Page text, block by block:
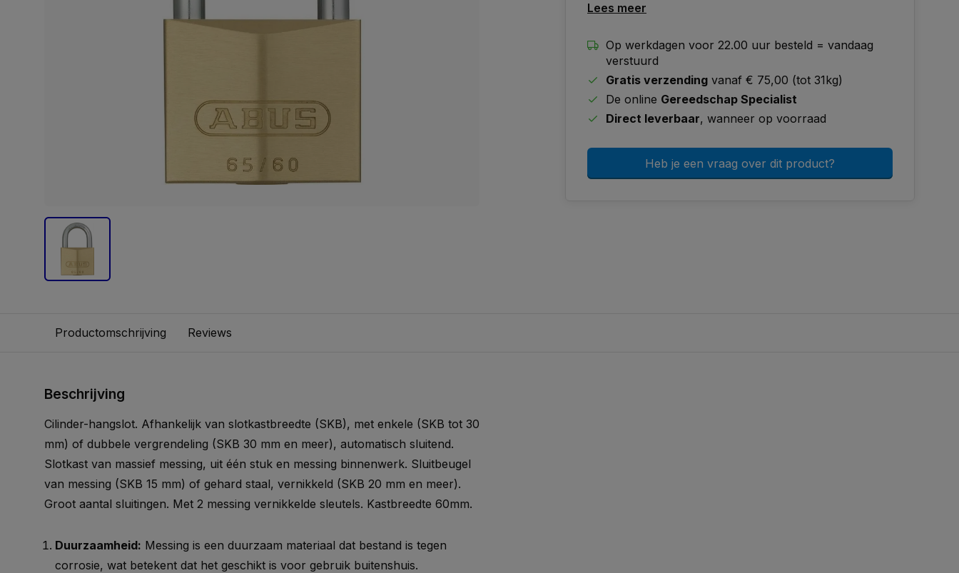
Lees meer
Op werkdagen voor 22.00 uur besteld = vandaag
verstuurd
Gratis verzending vanaf € 75,00 (tot 31kg)
De online Gereedschap Specialist
Direct leverbaar, wanneer op voorraad
Heb je een vraag over dit product?
Productomschrijving Reviews
Beschrijving
Cilinder-hangslot. Afhankelijk van slotkastbreedte (SKB), met enkele (SKB tot 30
mm) of dubbele vergrendeling (SKB 30 mm en meer), automatisch sluitend.
Slotkast van massief messing, uit één stuk en messing binnenwerk. Sluitbeugel
van messing (SKB 15 mm) of gehard staal, vernikkeld (SKB 20 mm en meer).
Groot aantal sluitingen. Met 2 messing vernikkelde sleutels. Kastbreedte 60mm.
Duurzaamheid: Messing is een duurzaam materiaal dat bestand is tegen
corrosie, wat betekent dat het geschikt is voor gebruik buitenshuis.